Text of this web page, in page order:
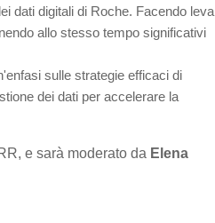
dati digitali di Roche. Facendo leva
allo stesso tempo significativi
sulle strategie efficaci di
dei dati per accelerare la
e sarà moderato da Elena